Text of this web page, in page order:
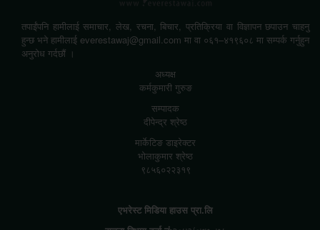
तपाईंपनि हामीलाई समाचार, लेख, रचना, बिचार, प्रतिक्रिया वा विज्ञापन छपाउन चाहनु
हुन्छ भने हामीलाई everestawaj@gmail.com मा वा ०६१–४१९६०८ मा सम्पर्क गर्नुहुन
अनुरोध गर्दछौं ।
अध्यक्ष
कर्मकुमारी गुरुङ
सम्पादक
दीपेन्द्र श्रेष्ठ
मार्केटिङ डाइरेक्टर
भोलाकुमार श्रेष्ठ
९८५६०२२३१९
एभरेस्ट मिडिया हाउस प्रा.लि